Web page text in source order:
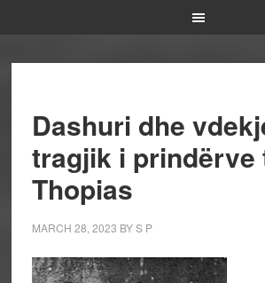
Dashuri dhe
tragjik i prindërve
Thopias
MARCH 28, 2023 BYS P